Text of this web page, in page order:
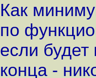
Как
по
если будет
конца -